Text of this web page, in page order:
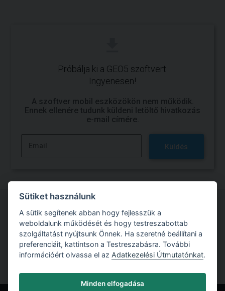
Próbálja ki a GEO5 szoftvert.
Ingyenesen!
A szoftver mobil eszközökön nem működik.
Ennek ellenére tudunk küldeni letöltő hivatkozás
e-mail címére.
Küldés
Próbálja ki a GEO5 szoftverrel való munkát
Ingyenes próbaverzió
Sütiket használunk
A sütik segítenek abban hogy fejlesszük a
weboldalunk működését és hogy testreszabottab
szolgáltatást nyújtsunk Önnek. Ha szeretné beállítani a
preferenciáit, kattintson a Testreszabásra. További
információért olvassa el az Adatkezelési Útmutatónkat.
Minden elfogadása